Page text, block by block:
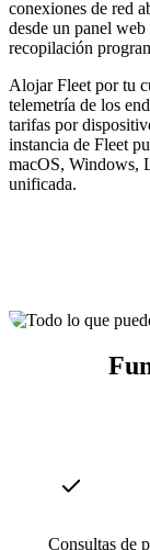
conexiones de red
desde un panel
recopilación
Alojar Fleet por tu
telemetría de los
tarifas por
instancia de Fleet
macOS, Windows,
unificada.
Consultas de